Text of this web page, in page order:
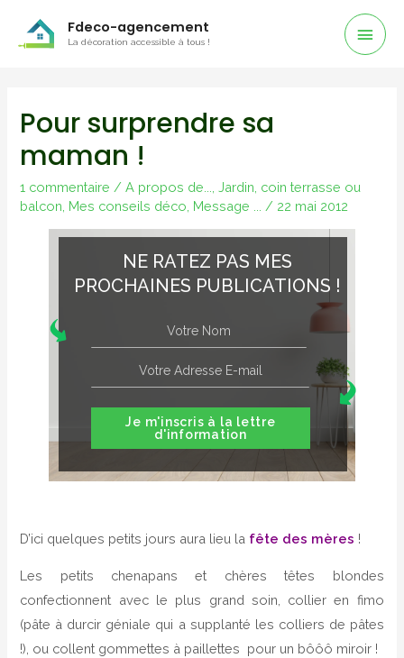
Fdeco-agencement
La décoration accessible à tous !
Pour surprendre sa
maman !
1 commentaire /A propos de... ,Jardin, coin terrasse ou
balcon Mes conseils déco Message ... / 22 mai 2012
NE RATEZ PAS MES
PROCHAINES PUBLICATIONS !
Je m'inscris à la lettre
d'information
D’ici quelques petits jours aura lieu la fête des mères !
Les petits chenapans et chères têtes blondes
confectionnent avec le plus grand soin, collier en fimo
(pâte à durcir géniale qui a supplanté les colliers de pâtes
!), ou collent gommettes à paillettes pour un bôôô miroir !